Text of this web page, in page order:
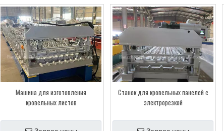
Машина для изготовления
кровельных листов
Станок для кровельных панелей с
электрорезкой